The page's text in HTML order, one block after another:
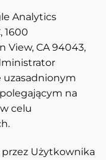
Analytics
1600
View, CA 94043,
uzasadnionym
na
celu
Użytkownika